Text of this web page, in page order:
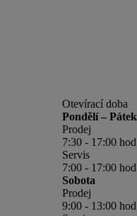
Otevírací doba
Pondělí – Pátek
Prodej
7:30 - 17:00 hod
Servis
7:00 - 17:00 hod
Sobota
Prodej
9:00 - 13:00 hod